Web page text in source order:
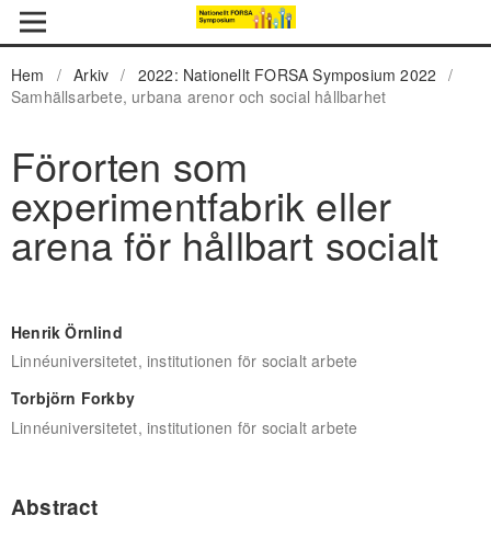
Hem / Arkiv / 2022: Nationellt FORSA Symposium 2022
/
Samhällsarbete, urbana arenor och social hållbarhet
Förorten som
experimentfabrik eller
arena för hållbart socialt
Henrik Örnlind
Linnéuniversitetet, institutionen för socialt arbete
Torbjörn Forkby
Linnéuniversitetet, institutionen för socialt arbete
Abstract